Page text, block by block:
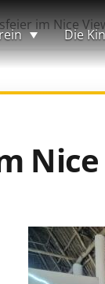
Die
im Nice
Nice